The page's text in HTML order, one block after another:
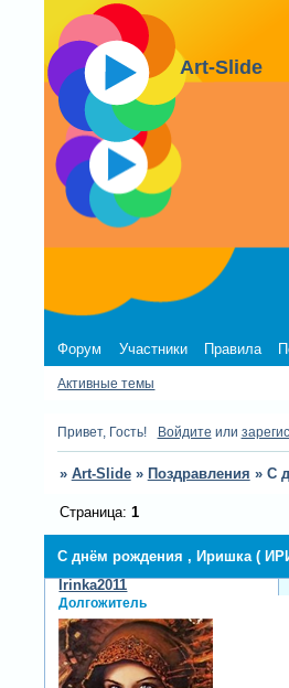
Art-Slide
Форум Участники Правила
Активные темы
Привет, Гость! Войдите или
» Art-Slide » Поздравления » С
С днём рождения , Иришка (
Страница: 1
Irinka2011
Долгожитель